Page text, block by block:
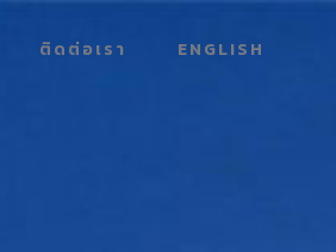
ติดต่อเรา ENGLISH